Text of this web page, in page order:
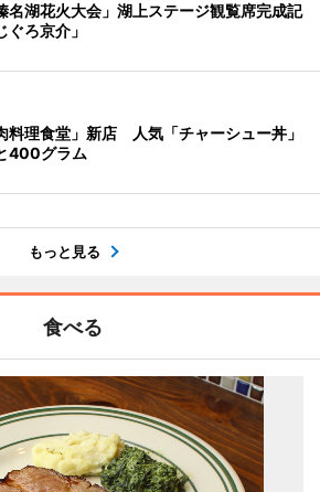
名湖花火大会」湖上ステージ観覧席完成記
ぐろ京介」
料理食堂」新店 人気「チャーシュー丼」
400グラム
もっと見る
食べる